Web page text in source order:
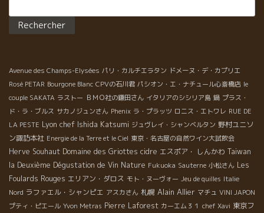
Avenue des Champs-Elysées パリ・カルチエラタン ドメーヌ・デ・カプリエ
Rosé PETAR Bourgone Blanc CPVの石川君 パシオン・エ・ナチュール心斎橋店 le
couple SAKATA ラストー ＢＭＯ社の鎌田さん イタリアのシシリア島 鍋 プラス・
ド・ラ・ブルス サカノジュンさん Phenix ラ・プラッツ ロニス・エトワレ RUE DE
LA PESTE Lyon chef Ishida Katsumi ジュヴレイ・シャンベルタン 野村ユニソ
ン諏訪本社 Energie de la Terre et le Ciel 東京・名古屋の自然ワイン大試飲会
Herve Souhaut Domaine des Griottes cidre エスポア・ しんかわ Taiwan
la Deuxième Dégustation de Vin Nature Fukuoka Sauterne 小松さん Les
Foulards Rouges エリアン・ダロス モト・ヌーヴォー Jeu de quilles Italie
Nord ラファエル・シャンピエ アスカさん 札幌 Alain Allier マチュ VINI JAPON
プティ・ピエール Yvon Metras Pierre Laforest カーエム３１ chef Xavi 東京フ